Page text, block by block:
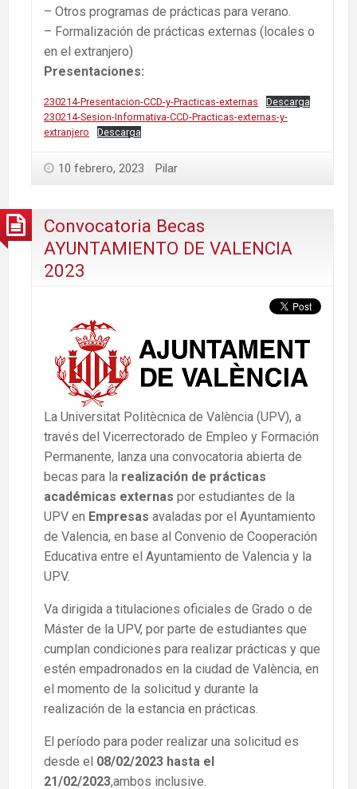
– Otros programas de prácticas para verano.
– Formalización de prácticas externas (locales o
en el extranjero)
Presentaciones:
230214-Presentacion-CCD-y-Practicas-externas
Descarga
230214-Sesion-Informativa-CCD-Practicas-externas-y-
extranjero
Descarga
10 febrero, 2023 Pilar
Convocatoria Becas
AYUNTAMIENTO DE VALENCIA
2023
La Universitat Politècnica de València (UPV), a
través del Vicerrectorado de Empleo y Formación
Permanente, lanza una convocatoria abierta de
becas para la realización de prácticas
académicas externas por estudiantes de la
UPV en Empresas avaladas por el Ayuntamiento
de Valencia, en base al Convenio de Cooperación
Educativa entre el Ayuntamiento de Valencia y la
UPV.
Va dirigida a titulaciones oficiales de Grado o de
Máster de la UPV, por parte de estudiantes que
cumplan condiciones para realizar prácticas y que
estén empadronados en la ciudad de València, en
el momento de la solicitud y durante la
realización de la estancia en prácticas.
El período para poder realizar una solicitud es
desde el 08/02/2023 hasta el
21/02/2023,ambos inclusive.